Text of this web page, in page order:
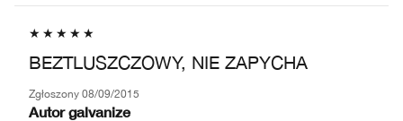
BEZTLUSZCZOWY, NIE ZAPYCHA
Zgłoszony 08/09/2015
Autor galvanize